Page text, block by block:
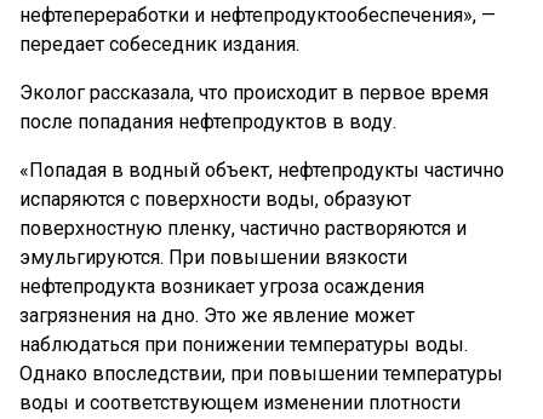
нефтепереработки и нефтепродуктообеспечения», —
передает собеседник издания.
Эколог рассказала, что происходит в первое время
после попадания нефтепродуктов в воду.
«Попадая в водный объект, нефтепродукты частично
испаряются с поверхности воды, образуют
поверхностную пленку, частично растворяются и
эмульгируются. При повышении вязкости
нефтепродукта возникает угроза осаждения
загрязнения на дно. Это же явление может
наблюдаться при понижении температуры воды.
Однако впоследствии, при повышении температуры
воды и соответствующем изменении плотности